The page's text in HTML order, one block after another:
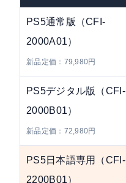
PS5通常版（CFI-
2000A01）
新品定価：79,980円
PS5デジタル版（CFI-
2000B01）
新品定価：72,980円
PS5日本語専用（CFI-
2200B01）